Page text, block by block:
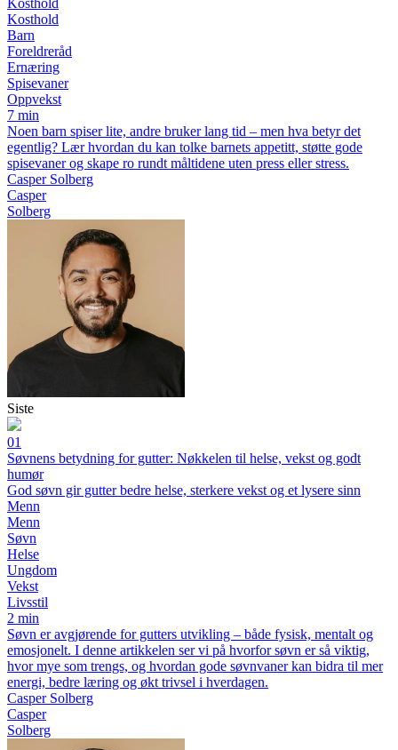
Kosthold
Kosthold
Barn
Foreldreråd
Ernæring
Spisevaner
Oppvekst
7 min
Noen barn spiser lite, andre bruker lang tid – men hva betyr det
egentlig? Lær hvordan du kan tolke barnets appetitt, støtte gode
spisevaner og skape ro rundt måltidene uten press eller stress.
Casper Solberg
Casper
Solberg
Siste
01
Søvnens betydning for gutter: Nøkkelen til helse, vekst og godt
humør
God søvn gir gutter bedre helse, sterkere vekst og et lysere sinn
Menn
Menn
Søvn
Helse
Ungdom
Vekst
Livsstil
2 min
Søvn er avgjørende for gutters utvikling – både fysisk, mentalt og
emosjonelt. I denne artikkelen ser vi på hvorfor søvn er så viktig,
hvor mye som trengs, og hvordan gode søvnvaner kan bidra til mer
energi, bedre læring og økt trivsel i hverdagen.
Casper Solberg
Casper
Solberg